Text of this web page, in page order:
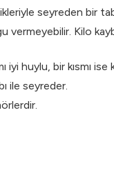
seyreden bir
Kilo kaybı,
iyi huylu, bir kısmı
ile seyreder.